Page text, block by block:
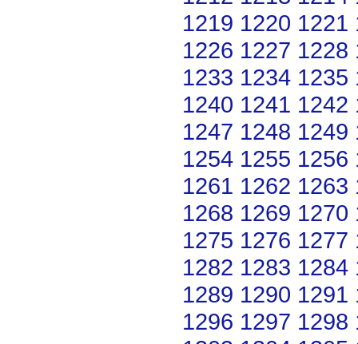
1219 1220 1221
1226 1227 1228
1233 1234 1235
1240 1241 1242
1247 1248 1249
1254 1255 1256
1261 1262 1263
1268 1269 1270
1275 1276 1277
1282 1283 1284
1289 1290 1291
1296 1297 1298